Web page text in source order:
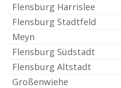
Flensburg Harrislee
Flensburg Stadtfeld
Meyn
Flensburg Südstadt
Flensburg Altstadt
Großenwiehe